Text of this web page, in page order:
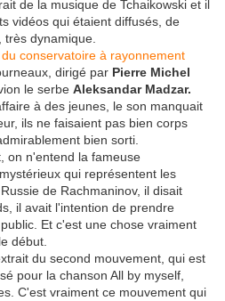
de la musique de Tchaikowski et il
vidéos qui étaient diffusés, de
dynamique.
conservatoire à rayonnement
dirigé par Pierre Michel
le serbe Aleksandar Madzar.
à des jeunes, le son manquait
ils ne faisaient pas bien corps
bien sorti.
on n'entend la fameuse
qui représentent les
de Rachmaninov, il disait
il avait l'intention de prendre
Et c'est une chose vraiment
début.
du second mouvement, qui est
pour la chanson All by myself,
C'est vraiment ce mouvement qui